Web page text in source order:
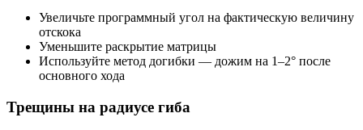
Увеличьте программный угол на фактическую величину
отскока
Уменьшите раскрытие матрицы
Используйте метод догибки — дожим на 1–2° после
основного хода
Трещины на радиусе гиба